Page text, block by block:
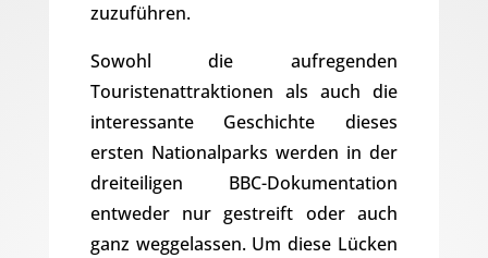
zuzuführen.
Sowohl die aufregenden
Touristenattraktionen als auch die
interessante Geschichte dieses
ersten Nationalparks werden in der
dreiteiligen BBC-Dokumentation
entweder nur gestreift oder auch
ganz weggelassen. Um diese Lücken